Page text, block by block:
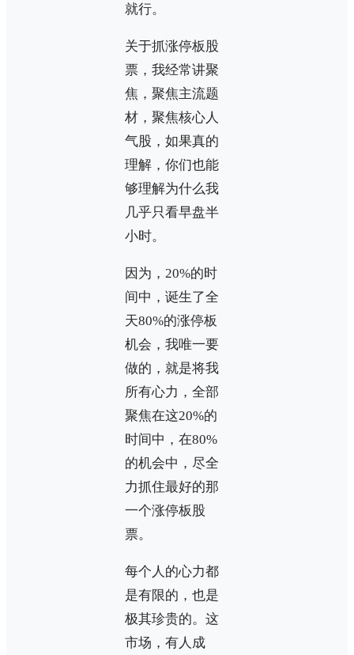
就行。
关于抓涨停板股
票，我经常讲聚
焦，聚焦主流题
材，聚焦核心人
气股，如果真的
理解，你们也能
够理解为什么我
几乎只看早盘半
小时。
因为，20%的时
间中，诞生了全
天80%的涨停板
机会，我唯一要
做的，就是将我
所有心力，全部
聚焦在这20%的
时间中，在80%
的机会中，尽全
力抓住最好的那
一个涨停板股
票。
每个人的心力都
是有限的，也是
极其珍贵的。这
市场，有人成